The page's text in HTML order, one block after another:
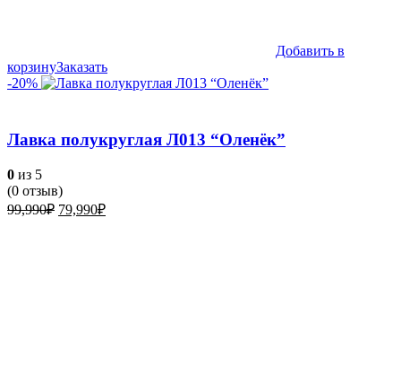
Добавить в
корзинуЗаказать
-20%
Лавка полукруглая Л013 “Оленёк”
0 из 5
(0 отзыв)
99,990₽ Первоначальная
79,990₽Текущая